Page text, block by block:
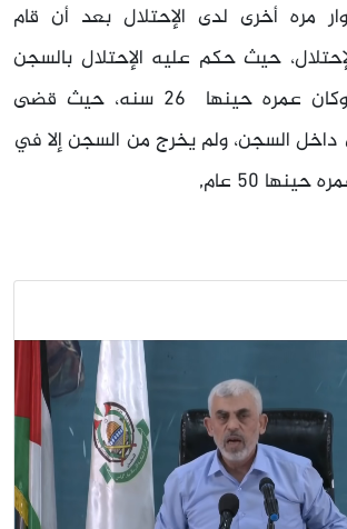
مره أخرى لدى الإحتلال بعد أن قام
حيث حكم عليه الإحتلال بالسجن
لمده 425 عام، وكان عمره حينها 26 سنه، حيث قضى
السجن، ولم يخرج من السجن إلا في